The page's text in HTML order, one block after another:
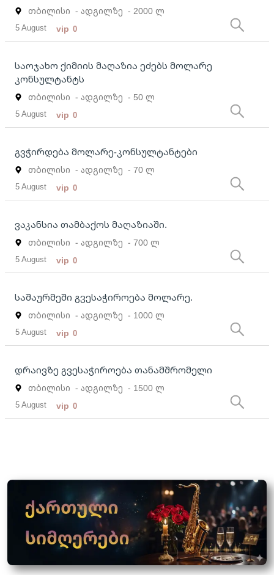
თბილისი - ადგილზე - 2000 ლ
5 August vip 0
საოჯახო ქიმიის მაღაზია ეძებს მოლარე
კონსულტანტს
თბილისი - ადგილზე - 50 ლ
5 August vip 0
გვჭირდება მოლარე-კონსულტანტები
თბილისი - ადგილზე - 70 ლ
5 August vip 0
ვაკანსია თამბაქოს მაღაზიაში.
თბილისი - ადგილზე - 700 ლ
5 August vip 0
საშაურმეში გვესაჭიროება მოლარე.
თბილისი - ადგილზე - 1000 ლ
5 August vip 0
დრაივზე გვესაჭიროება თანამშრომელი
თბილისი - ადგილზე - 1500 ლ
5 August vip 0